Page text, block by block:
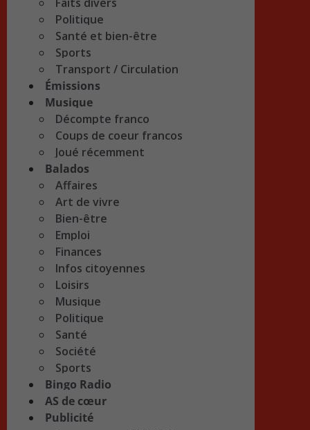
Politique
Santé et bien-être
Sports
Transport / Circulation
Émissions
Musique
Décompte franco
Coups de coeur francos
Joué récemment
Balados
Affaires
Art de vivre
Bien-être
Emploi
Finances
Infos citoyennes
Loisirs
Musique
Politique
Santé
Société
Sports
Bingo Radio
AS de cœur
Publicité